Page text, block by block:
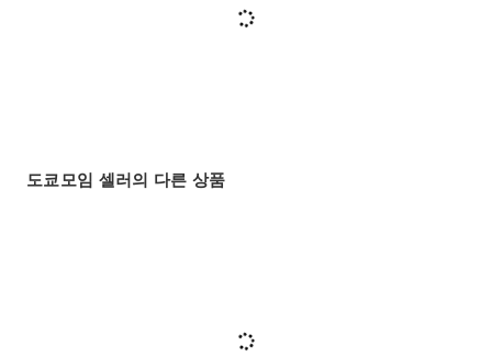
도쿄모임 셀러의 다른 상품